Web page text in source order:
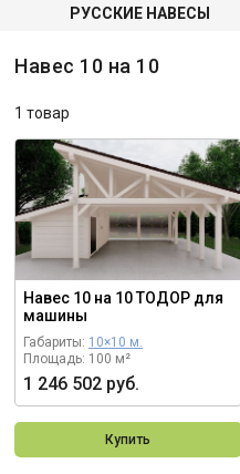
РУССКИЕ НАВЕСЫ
Навес 10 на 10
1 товар
Навес 10 на 10 ТОДОР для
машины
Габариты: 10×10 м.
Площадь: 100 м²
1 246 502 руб.
Купить